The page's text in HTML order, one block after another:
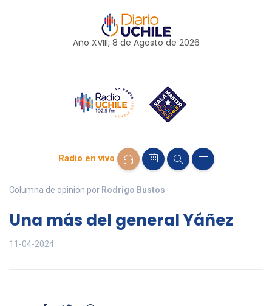
Año XVIII, 8 de Agosto de 2026
Radio en vivo
Columna de opinión por Rodrigo Bustos
Una más del general Yáñez
11-04-2024